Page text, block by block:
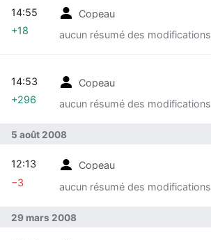
Copeau
aucun résumé des modifications
14:55
+18
Copeau
aucun résumé des modifications
14:53
+296
5 août 2008
Copeau
aucun résumé des modifications
12:13
−3
29 mars 2008